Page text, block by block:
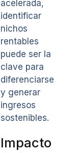
acelerada,
identificar
nichos
rentables
puede ser la
clave para
diferenciarse
y generar
ingresos
sostenibles.
Impacto